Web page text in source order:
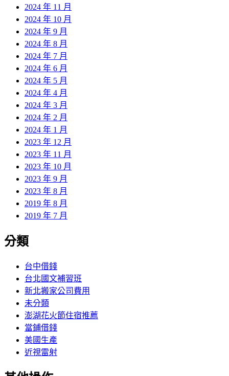
2024 年 11 月
2024 年 10 月
2024 年 9 月
2024 年 8 月
2024 年 7 月
2024 年 6 月
2024 年 5 月
2024 年 4 月
2024 年 3 月
2024 年 2 月
2024 年 1 月
2023 年 12 月
2023 年 11 月
2023 年 10 月
2023 年 9 月
2023 年 8 月
2019 年 8 月
2019 年 7 月
分類
台中借錢
台北國文補習班
新北搬家公司費用
未分類
澎湖花火節住宿推薦
當鋪借錢
美國生產
近視雷射